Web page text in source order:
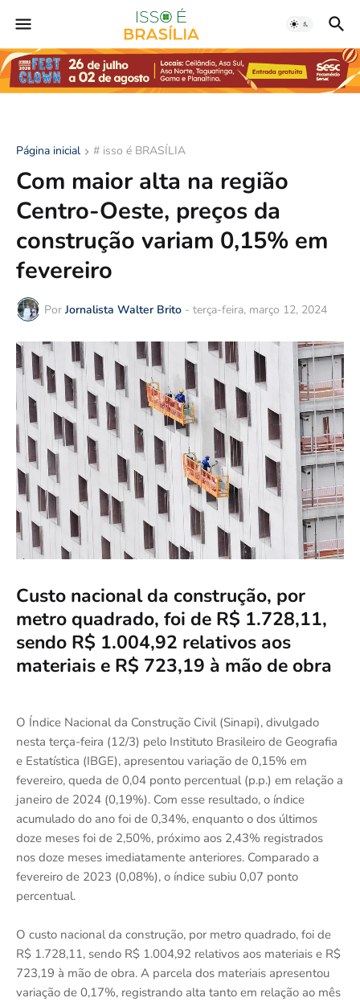
Página inicial # isso é BRASÍLIA
Com maior alta na região
Centro-Oeste, preços da
construção variam 0,15% em
fevereiro
Por Jornalista Walter Brito - terça-feira, março 12, 2024
Custo nacional da construção, por
metro quadrado, foi de R$ 1.728,11,
sendo R$ 1.004,92 relativos aos
materiais e R$ 723,19 à mão de obra
O Índice Nacional da Construção Civil (Sinapi), divulgado
nesta terça-feira (12/3) pelo Instituto Brasileiro de Geografia
e Estatística (IBGE), apresentou variação de 0,15% em
fevereiro, queda de 0,04 ponto percentual (p.p.) em relação a
janeiro de 2024 (0,19%). Com esse resultado, o índice
acumulado do ano foi de 0,34%, enquanto o dos últimos
doze meses foi de 2,50%, próximo aos 2,43% registrados
nos doze meses imediatamente anteriores. Comparado a
fevereiro de 2023 (0,08%), o índice subiu 0,07 ponto
percentual.
O custo nacional da construção, por metro quadrado, foi de
R$ 1.728,11, sendo R$ 1.004,92 relativos aos materiais e R$
723,19 à mão de obra. A parcela dos materiais apresentou
variação de 0,17%, registrando alta tanto em relação ao mês